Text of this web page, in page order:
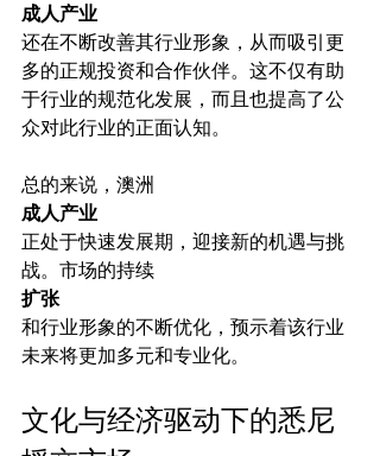
成人产业
还在不断改善其行业形象，从而吸引更
多的正规投资和合作伙伴。这不仅有助
于行业的规范化发展，而且也提高了公
众对此行业的正面认知。
总的来说，澳洲
成人产业
正处于快速发展期，迎接新的机遇与挑
战。市场的持续
扩张
和行业形象的不断优化，预示着该行业
文化与经济驱动下的悉尼